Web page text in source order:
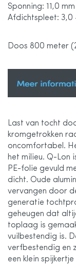
Sponning: 11,0 mm
Afdichtspleet: 3,0
Doos 800 meter
Last van tocht
kromgetrokken
oncomfortabel.
het milieu. Q-Lon
PE-folie gevuld
dicht. Oude
vervangen door
generatie
geheugen dat
toplaag is
vuilbestendig is.
verfbestendig en
een klein